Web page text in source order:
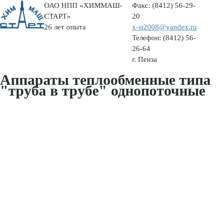
ОАО НПП «ХИММАШ-
СТАРТ»
26 лет опыта
Факс: (8412) 56-29-
20
x-st2008@yandex.ru
Телефон: (8412) 56-
26-64
г. Пенза
Аппараты теплообменные типа
"труба в трубе" однопоточные